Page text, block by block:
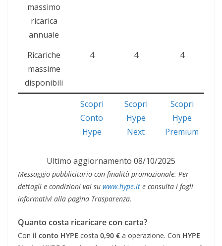
massimo
ricarica
annuale
Ricariche
massime
disponibili
4 4 4
Scopri
Conto
Hype
Scopri
Hype
Next
Scopri
Hype
Premium
Ultimo aggiornamento 08/10/2025
Messaggio pubblicitario con finalità promozionale. Per
dettagli e condizioni vai su www.hype.it e consulta i fogli
informativi alla pagina Trasparenza.
Quanto costa ricaricare con carta?
Con il conto HYPE costa 0,90 € a operazione. Con HYPE